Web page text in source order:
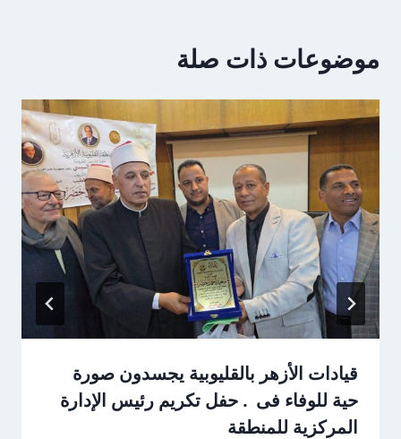
موضوعات ذات صلة
قيادات الأزهر بالقليوبية يجسدون صورة
حية للوفاء فى . حفل تكريم رئيس الإدارة
المركزية للمنطقة